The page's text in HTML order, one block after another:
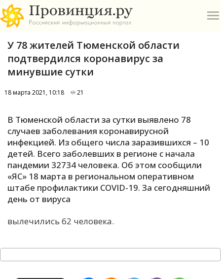
А
Б
В
Е
П
У 78 жителей Тюменской области
подтвердился коронавирус за
минувшие сутки
18 марта 2021, 10:18 21
В Тюменской области за сутки выявлено 78
случаев заболевания коронавирусной
инфекцией. Из общего числа заразившихся – 10
детей. Всего заболевших в регионе с начала
пандемии 32734 человека. Об этом сообщили
«ЯС» 18 марта в региональном оперативном
штабе профилактики COVID-19. За сегодняшний
день от вируса
вылечились 62 человека.